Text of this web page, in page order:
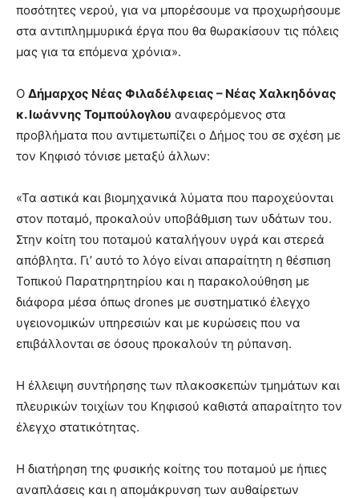
ποσότητες νερού, για να μπορέσουμε να προχωρήσουμε
στα αντιπλημμυρικά έργα που θα θωρακίσουν τις πόλεις
μας για τα επόμενα χρόνια».
Ο Δήμαρχος Νέας Φιλαδέλφειας – Νέας Χαλκηδόνας
κ. Ιωάννης Τομπούλογλου αναφερόμενος στα
προβλήματα που αντιμετωπίζει ο Δήμος του σε σχέση με
τον Κηφισό τόνισε μεταξύ άλλων:
«Τα αστικά και βιομηχανικά λύματα που παροχεύονται
στον ποταμό, προκαλούν υποβάθμιση των υδάτων του.
Στην κοίτη του ποταμού καταλήγουν υγρά και στερεά
απόβλητα. Γι’ αυτό το λόγο είναι απαραίτητη η θέσπιση
Τοπικού Παρατηρητηρίου και η παρακολούθηση με
διάφορα μέσα όπως drones με συστηματικό έλεγχο
υγειονομικών υπηρεσιών και με κυρώσεις που να
επιβάλλονται σε όσους προκαλούν τη ρύπανση.
Η έλλειψη συντήρησης των πλακοσκεπών τμημάτων και
πλευρικών τοιχίων του Κηφισού καθιστά απαραίτητο τον
έλεγχο στατικότητας.
Η διατήρηση της φυσικής κοίτης του ποταμού με ήπιες
αναπλάσεις και η απομάκρυνση των αυθαίρετων